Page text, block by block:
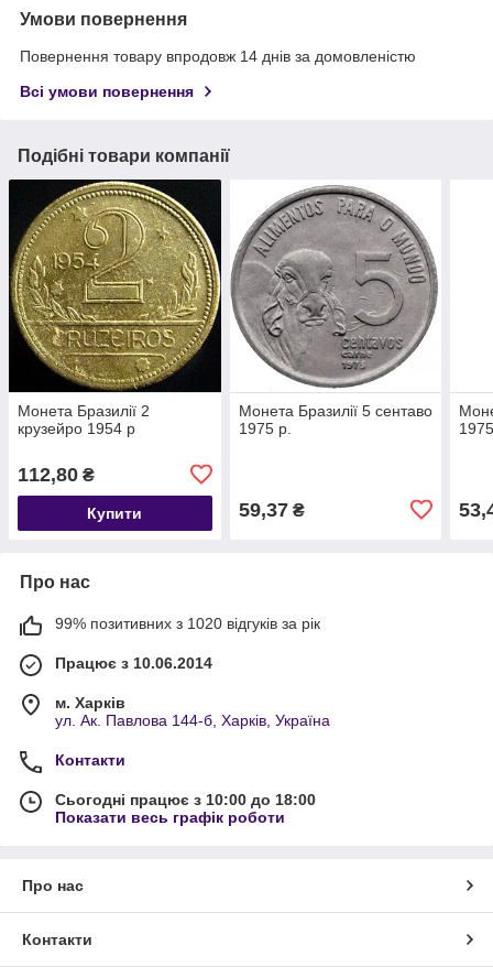
Умови повернення
Повернення товару впродовж 14 днів за домовленістю
Всі умови повернення
Подібні товари компанії
Монета Бразилії 2
крузейро 1954 р
112,80 ₴
Купити
Монета Бразилії 5 сентаво
1975 р.
59,37₴
Про нас
99% позитивних з 1020 відгуків за рік
Працює з 10.06.2014
м. Харків
ул. Ак. Павлова 144-б, Харків, Україна
Контакти
Сьогодні працює з 10:00 до 18:00
Показати весь графік роботи
Про нас
Контакти